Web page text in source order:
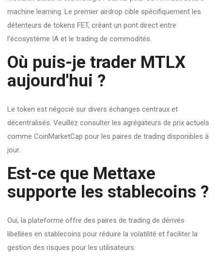
machine learning. Le premier airdrop cible spécifiquement les
détenteurs de tokens FET, créant un pont direct entre
l'écosystème IA et le trading de commodités.
Où puis-je trader MTLX
aujourd'hui ?
Le token est négocié sur divers échanges centraux et
décentralisés. Veuillez consulter les agrégateurs de prix actuels
comme CoinMarketCap pour les paires de trading disponibles à
jour.
Est-ce que Mettaxe
supporte les stablecoins ?
Oui, la plateforme offre des paires de trading de dérivés
libellées en stablecoins pour réduire la volatilité et faciliter la
gestion des risques pour les utilisateurs.